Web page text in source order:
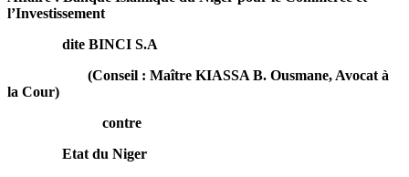
l’Investissement
dite BINCI S.A
(Conseil : Maître KIASSA B. Ousmane, Avocat à
la Cour)
contre
Etat du Niger